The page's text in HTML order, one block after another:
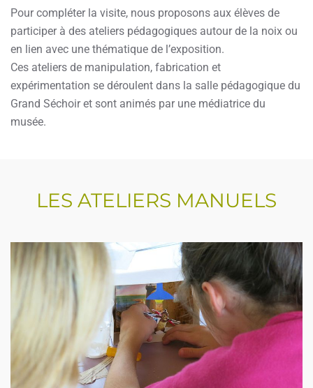
Pour compléter la visite, nous proposons aux élèves de
participer à des ateliers pédagogiques autour de la noix ou
en lien avec une thématique de l’exposition.
Ces ateliers de manipulation, fabrication et
expérimentation se déroulent dans la salle pédagogique du
Grand Séchoir et sont animés par une médiatrice du
musée.
LES ATELIERS MANUELS